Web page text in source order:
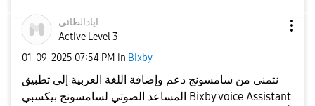
ايادالطائي
Active Level 3
‎01-09-2025 07:54 PM in Bixby
نتمنى من سامسونج دعم وإضافة اللغة العربية إلى تطبيق
المساعد الصوتي لسامسونج بيكسبي Bixby voice Assistant